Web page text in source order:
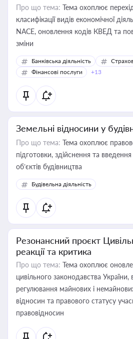
Про що тема: Тема охоплює
класифікації видів економічної
NACE, оновлення кодів КВЕД та
зміни
Банківська діяльність
Фінансові послуги
+13
Земельні відносини у
Про що тема: Тема охоплює
підготовки, здійснення та
об’єктів будівництва
Будівельна діяльність
Резонансний проєкт
реакції та критика
Про що тема: Тема охоплює
цивільного законодавства
регулювання майнових і
відносин та правового статусу
правовідносин